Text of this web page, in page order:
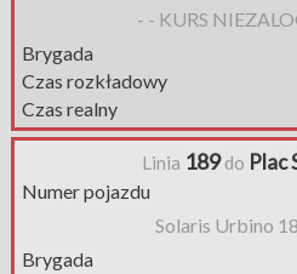
- - KURS
Brygada
Czas rozkładowy
Czas realny
Linia 189do Plac
Numer pojazdu
Solaris Urbino
Brygada